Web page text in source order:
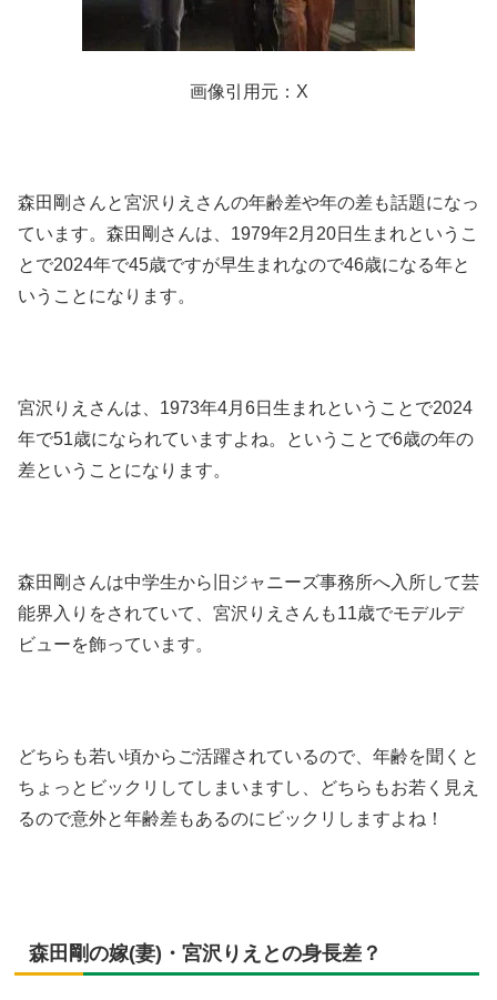
画像引用元：X
森田剛さんと宮沢りえさんの年齢差や年の差も話題になっ
ています。森田剛さんは、1979年2月20日生まれというこ
とで2024年で45歳ですが早生まれなので46歳になる年と
いうことになります。
宮沢りえさんは、1973年4月6日生まれということで2024
年で51歳になられていますよね。ということで6歳の年の
差ということになります。
森田剛さんは中学生から旧ジャニーズ事務所へ入所して芸
能界入りをされていて、宮沢りえさんも11歳でモデルデ
ビューを飾っています。
どちらも若い頃からご活躍されているので、年齢を聞くと
ちょっとビックリしてしまいますし、どちらもお若く見え
るので意外と年齢差もあるのにビックリしますよね！
森田剛の嫁(妻)・宮沢りえとの身長差？